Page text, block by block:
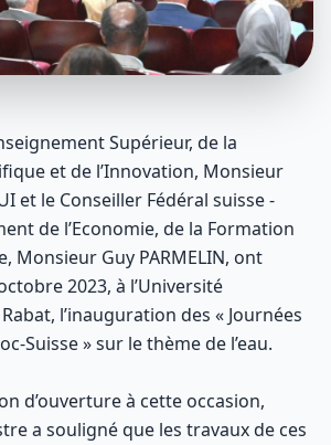
Supérieur, de la
et de l’Innovation, Monsieur
et le Conseiller Fédéral suisse -
de l’Economie, de la Formation
Monsieur Guy PARMELIN, ont
2023, à l’Université
l’inauguration des « Journées
Suisse » sur le thème de l’eau.
d’ouverture à cette occasion,
a souligné que les travaux de ces